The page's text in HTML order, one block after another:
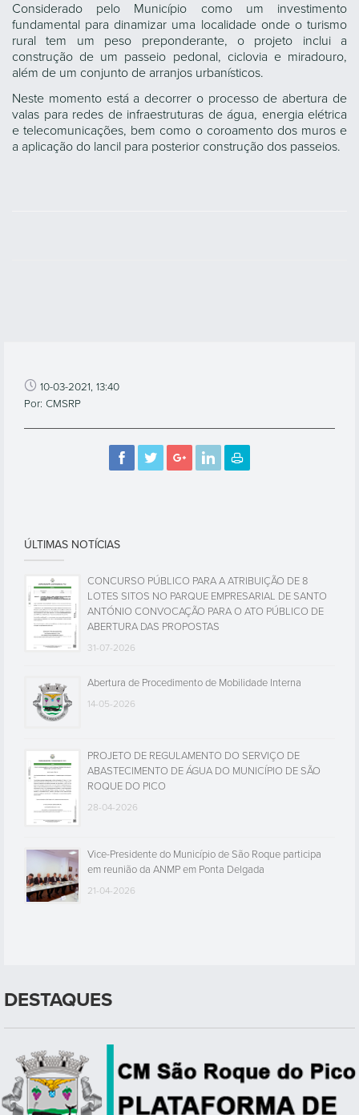
Considerado pelo Município como um investimento
fundamental para dinamizar uma localidade onde o turismo
rural tem um peso preponderante, o projeto inclui a
construção de um passeio pedonal, ciclovia e miradouro,
além de um conjunto de arranjos urbanísticos.
Neste momento está a decorrer o processo de abertura de
valas para redes de infraestruturas de água, energia elétrica
e telecomunicações, bem como o coroamento dos muros e
a aplicação do lancil para posterior construção dos passeios.
10-03-2021, 13:40
Por: CMSRP
ÚLTIMAS NOTÍCIAS
CONCURSO PÚBLICO PARA A ATRIBUIÇÃO DE 8
LOTES SITOS NO PARQUE EMPRESARIAL DE SANTO
ANTÓNIO CONVOCAÇÃO PARA O ATO PÚBLICO DE
ABERTURA DAS PROPOSTAS
31-07-2026
Abertura de Procedimento de Mobilidade Interna
14-05-2026
PROJETO DE REGULAMENTO DO SERVIÇO DE
ABASTECIMENTO DE ÁGUA DO MUNICÍPIO DE SÃO
ROQUE DO PICO
28-04-2026
Vice-Presidente do Município de São Roque participa
em reunião da ANMP em Ponta Delgada
21-04-2026
DESTAQUES